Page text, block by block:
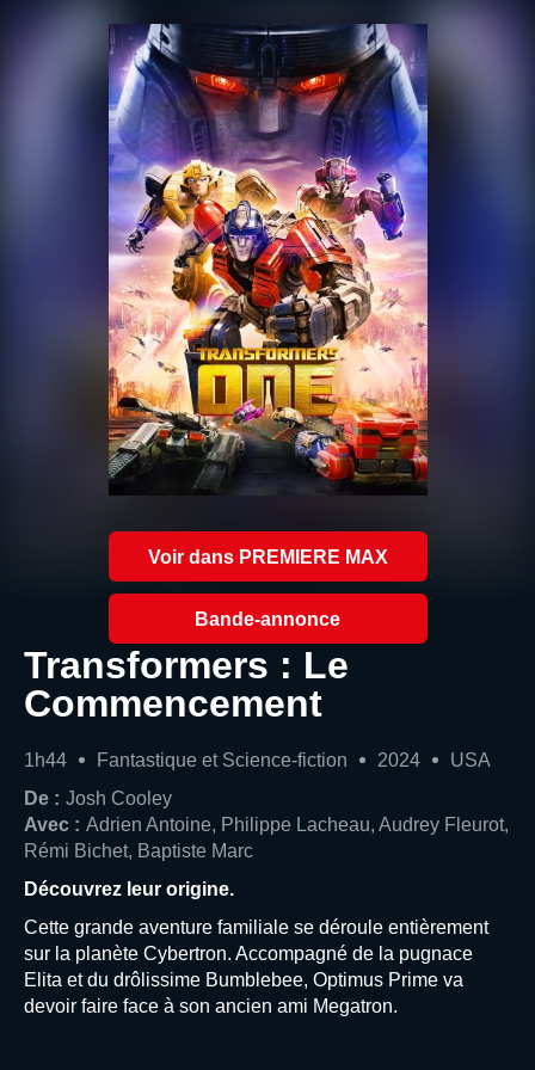
Voir dans PREMIERE MAX
Bande-annonce
Transformers : Le
Commencement
1h44 Fantastique et Science-fiction 2024
USA
De : Josh Cooley
Avec : Adrien Antoine, Philippe Lacheau, Audrey Fleurot,
Rémi Bichet, Baptiste Marc
Découvrez leur origine.
Cette grande aventure familiale se déroule entièrement
sur la planète Cybertron. Accompagné de la pugnace
Elita et du drôlissime Bumblebee, Optimus Prime va
devoir faire face à son ancien ami Megatron.